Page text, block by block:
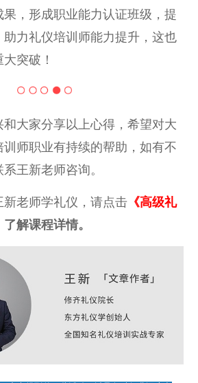
，形成职业能力认证班级，提
力礼仪培训师能力提升，这也
突破！
大家分享以上心得，希望对大
师职业有持续的帮助，如有不
王新老师咨询。
老师学礼仪，请点击 《高级礼
了解课程详情。